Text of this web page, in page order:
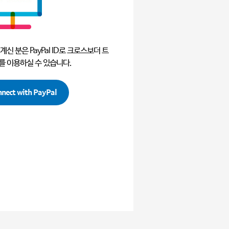
신 분은 PayPal ID로크로스보더 트
이용하실 수 있습니다.
with PayPal